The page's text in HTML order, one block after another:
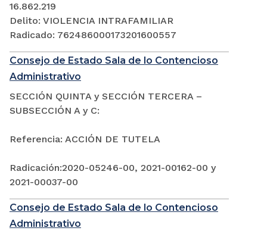
16.862.219
Delito: VIOLENCIA INTRAFAMILIAR
Radicado: 762486000173201600557
Consejo de Estado Sala de lo Contencioso
Administrativo
SECCIÓN QUINTA y SECCIÓN TERCERA –
SUBSECCIÓN A y C:
Referencia: ACCIÓN DE TUTELA
Radicación:2020-05246-00, 2021-00162-00 y
2021-00037-00
Consejo de Estado Sala de lo Contencioso
Administrativo